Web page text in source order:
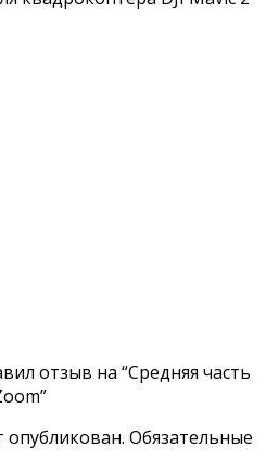
отзыв на “Средняя часть
опубликован. Обязательные